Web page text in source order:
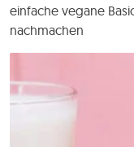
einfache vegane
nachmachen